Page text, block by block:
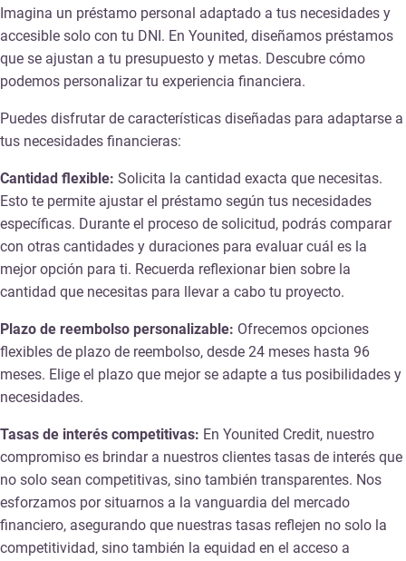
Imagina un préstamo personal adaptado a tus necesidades y
accesible solo con tu DNI. En Younited, diseñamos préstamos
que se ajustan a tu presupuesto y metas. Descubre cómo
podemos personalizar tu experiencia financiera.
Puedes disfrutar de características diseñadas para adaptarse a
tus necesidades financieras:
Cantidad flexible: Solicita la cantidad exacta que necesitas.
Esto te permite ajustar el préstamo según tus necesidades
específicas. Durante el proceso de solicitud, podrás comparar
con otras cantidades y duraciones para evaluar cuál es la
mejor opción para ti. Recuerda reflexionar bien sobre la
cantidad que necesitas para llevar a cabo tu proyecto.
Plazo de reembolso personalizable: Ofrecemos opciones
flexibles de plazo de reembolso, desde 24 meses hasta 96
meses. Elige el plazo que mejor se adapte a tus posibilidades y
necesidades.
Tasas de interés competitivas: En Younited Credit, nuestro
compromiso es brindar a nuestros clientes tasas de interés que
no solo sean competitivas, sino también transparentes. Nos
esforzamos por situarnos a la vanguardia del mercado
financiero, asegurando que nuestras tasas reflejen no solo la
competitividad, sino también la equidad en el acceso a